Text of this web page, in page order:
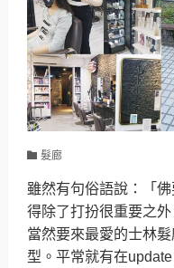
髮廊
雖然有句俗語說：「
得除了打扮很重要之
當然要來最愛的士林
型。平常就有在